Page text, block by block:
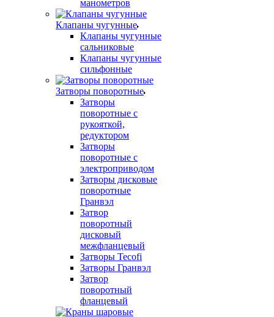
манометров
Клапаны чугунные
Клапаны чугунные
сальниковые
Клапаны чугунные
сильфонные
Затворы поворотные
Затворы
поворотные с
рукояткой,
редуктором
Затворы
поворотные с
электроприводом
Затворы дисковые
поворотные
Гранвэл
Затвор
поворотный
дисковый
межфланцевый
Затворы Tecofi
Затворы Гранвэл
Затвор
поворотный
фланцевый